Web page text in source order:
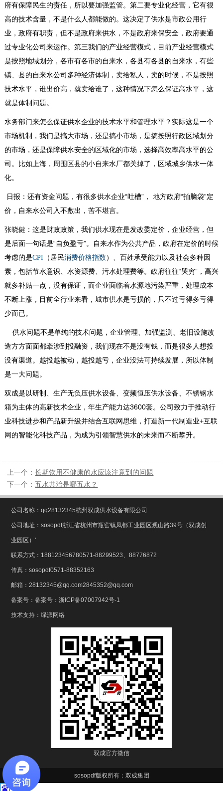
府有保障民生的责任，所以要加强监管。第二要专业化经营，它有很
高的技术含量，不是什么人都能做的。这决定了供水是市政公用行
业，政府有职责，但不是政府来供水，不是政府来保安全，政府要通
过专业化公司来运作。第三我们的产业经营模式，目前产业经营模式
是按照地域划分，各市有各市的自来水，各县有各县的自来水，有些
镇、县的自来水公司多种经济体制，卖给私人，卖的时候，不是按照
技术水平，谁出价高，就卖给谁了，这种情况下怎么保证高水平，这
就是体制问题。
水务部门来怎么保证供水企业的技术水平和管理水平？实际这是一个
市场机制，我们是搞大市场，还是搞小市场，是搞按照行政区域划分
的市场，还是保障供水安全的区域化的市场，选择高效率高水平的公
司。比如上海，周围区县的小自来水厂都关掉了，区域城乡供水一体
化。
日报：还有资金问题，有很多供水企业“吐槽”， 地方政府“拍脑袋”定
价，自来水公司入不敷出，苦不堪言。
张晓健：这是财政政策，我们供水现在是发改委定价，企业经营，但
是后面一句话是“自负盈亏”。自来水作为公共产品，政府在定价的时候
考虑的是CPI （居民消费价格指数 ）、百姓承受能力以及社会多种因
素，包括节水意识、水资源费、污水处理费等。政府往往“哭穷”，高兴
就多补贴一点，没有保证，而企业面临着水源地污染严重，处理成本
不断上涨，目前全行业来看，城市供水是亏损的，只不过亏得多亏得
少而已。
供水问题不是单纯的技术问题，企业管理、加强监测、老旧设施改
造方方面面都牵涉到投融资，我们现在不是没有钱，而是很多人想投
没有渠道。越投越被动，越投越亏，企业没法可持续发展，所以体制
是一大问题。
双成是以研制、生产无负压供水设备、变频恒压供水设备、不锈钢水
箱为主体的高新技术企业，年生产能力达3600套。公司致力于推动行
业科技进步和产品新升级并结合互联网思维，打造新一代制造业+互联
网的智能化科技产品，为成为引领智慧供水的未来而不断攀升。
上一个：长期饮用不健康的水应该注意到的问题
下一个： 五水共治是哪五水？
公司名称：qq28132345杭州双成供水设备有限公司
公司地址：sosopdf浙江省杭州市瓶窑镇凤都工业园区观山路39号（双成创
业园区）'
联系方式：188123456780571-88299523、88776872
传真：sosopdf0571-88352163
邮箱：28132345@qq.com2845352@qq.com
备案号：备案号：浙ICP备07007942号-1
技术支持：绿派网络
双成官方微信
sosopdf版权所有：双成集团